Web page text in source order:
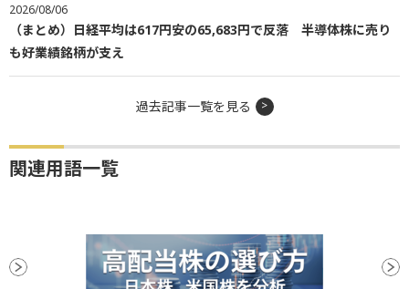
2026/08/06
（まとめ）日経平均は617円安の65,683円で反落 半導体株に売り
も好業績銘柄が支え
過去記事一覧を見る
関連用語一覧